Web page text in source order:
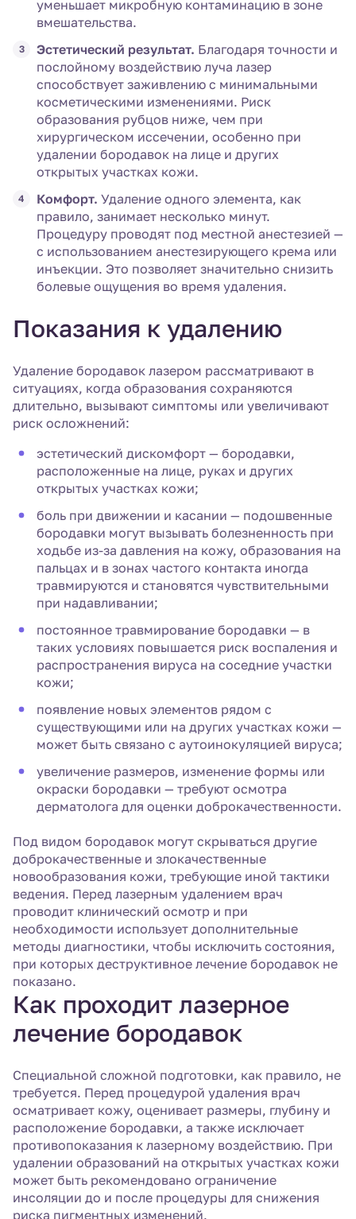
уменьшает микробную контаминацию в зоне
вмешательства.
Эстетический результат. Благодаря точности и
послойному воздействию луча лазер
способствует заживлению с минимальными
косметическими изменениями. Риск
образования рубцов ниже, чем при
хирургическом иссечении, особенно при
удалении бородавок на лице и других
открытых участках кожи.
Комфорт. Удаление одного элемента, как
правило, занимает несколько минут.
Процедуру проводят под местной анестезией —
с использованием анестезирующего крема или
инъекции. Это позволяет значительно снизить
болевые ощущения во время удаления.
Показания к удалению
Удаление бородавок лазером рассматривают в
ситуациях, когда образования сохраняются
длительно, вызывают симптомы или увеличивают
риск осложнений:
эстетический дискомфорт — бородавки,
расположенные на лице, руках и других
открытых участках кожи;
боль при движении и касании — подошвенные
бородавки могут вызывать болезненность при
ходьбе из-за давления на кожу, образования на
пальцах и в зонах частого контакта иногда
травмируются и становятся чувствительными
при надавливании;
постоянное травмирование бородавки — в
таких условиях повышается риск воспаления и
распространения вируса на соседние участки
кожи;
появление новых элементов рядом с
существующими или на других участках кожи —
может быть связано с аутоинокуляцией вируса;
увеличение размеров, изменение формы или
окраски бородавки — требуют осмотра
дерматолога для оценки доброкачественности.
Под видом бородавок могут скрываться другие
доброкачественные и злокачественные
новообразования кожи, требующие иной тактики
ведения. Перед лазерным удалением врач
проводит клинический осмотр и при
необходимости использует дополнительные
методы диагностики, чтобы исключить состояния,
при которых деструктивное лечение бородавок не
показано.
Как проходит лазерное
лечение бородавок
Специальной сложной подготовки, как правило, не
требуется. Перед процедурой удаления врач
осматривает кожу, оценивает размеры, глубину и
расположение бородавки, а также исключает
противопоказания к лазерному воздействию. При
удалении образований на открытых участках кожи
может быть рекомендовано ограничение
инсоляции до и после процедуры для снижения
риска пигментных изменений.